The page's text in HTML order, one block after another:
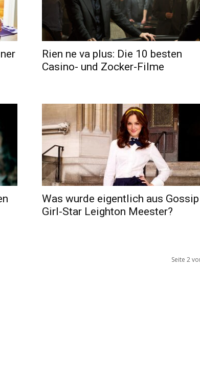
Rien ne va plus: Die 10 besten
Casino- und Zocker-Filme
Was wurde eigentlich aus Gossip
Girl-Star Leighton Meester?
Seite 2